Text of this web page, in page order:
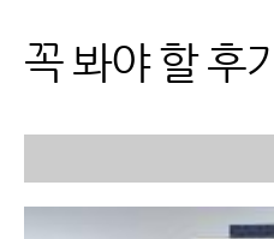
교통사고는 왜 다
더 아픈지 과학적
꼭 봐야 할 후기